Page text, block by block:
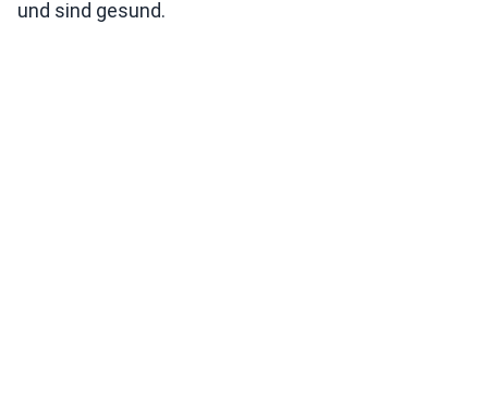
und sind gesund.